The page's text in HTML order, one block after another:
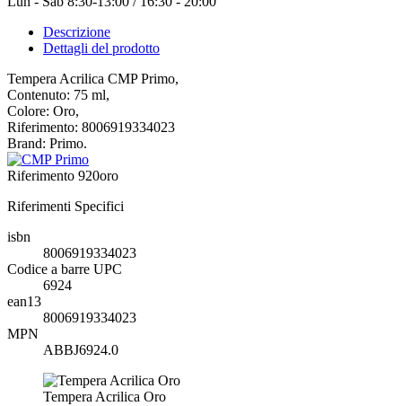
Descrizione
Dettagli del prodotto
Tempera Acrilica CMP Primo,
Contenuto: 75 ml,
Colore: Oro,
Riferimento: 8006919334023
Brand: Primo.
Riferimento 920oro
Riferimenti Specifici
isbn
8006919334023
Codice a barre UPC
6924
ean13
8006919334023
MPN
ABBJ6924.0
Tempera Acrilica Oro